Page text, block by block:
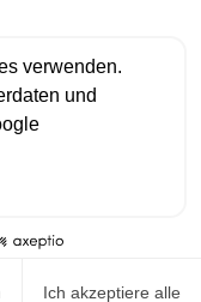
verwenden.
und
Ich akzeptiere alle